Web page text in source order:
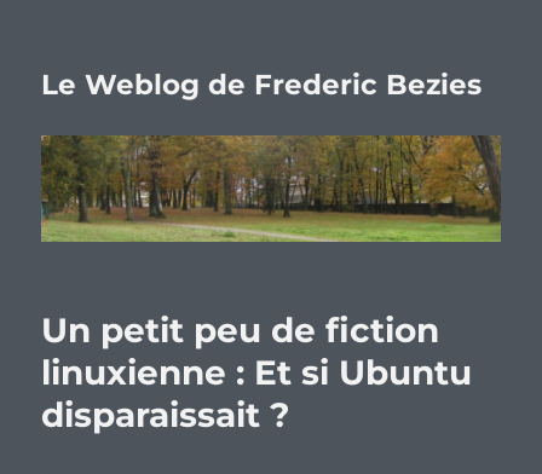
Le Weblog de Frederic Bezies
Un petit peu de fiction
linuxienne : Et si Ubuntu
disparaissait ?